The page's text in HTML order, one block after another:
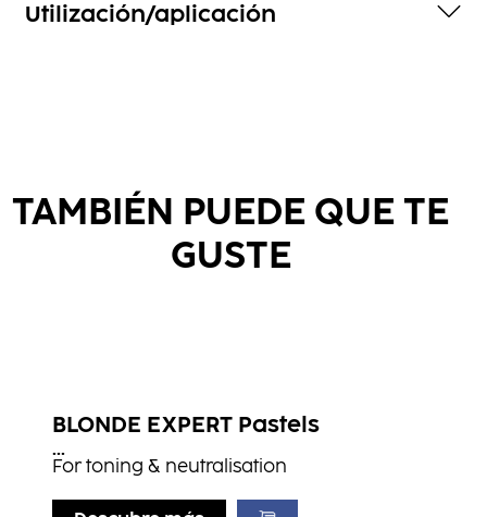
Utilización/aplicación
TAMBIÉN PUEDE QUE TE
GUSTE
BLONDE EXPERT Pastels
...
For toning & neutralisation ​